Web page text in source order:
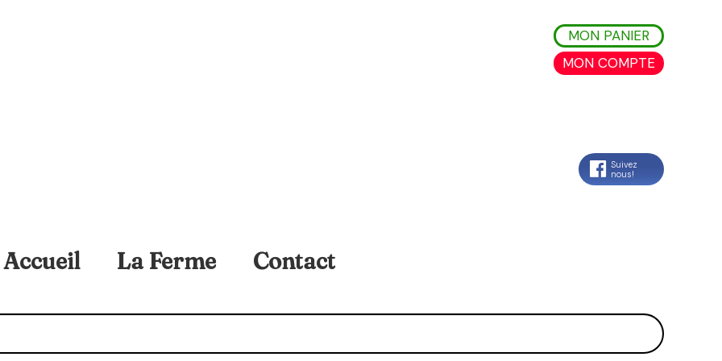
MON PANIER
MON COMPTE
Suivez
nous!
Accueil La Ferme Contact